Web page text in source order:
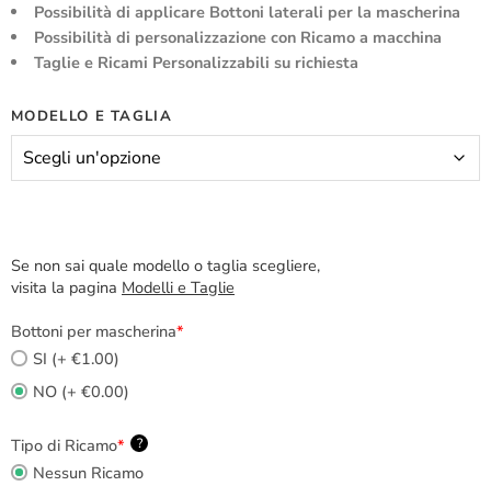
Possibilità di applicare Bottoni laterali per la mascherina
Possibilità di personalizzazione con Ricamo a macchina
Taglie e Ricami Personalizzabili su richiesta
MODELLO E TAGLIA
Se non sai quale modello o taglia scegliere,
visita la pagina Modelli e Taglie
Bottoni per mascherina*
SI (+ €1.00)
NO (+ €0.00)
Tipo di Ricamo* ?
Nessun Ricamo